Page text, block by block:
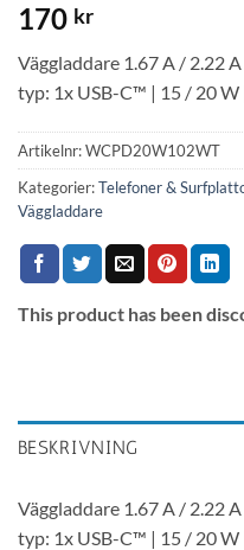
170 kr
Väggladdare 1.67 A / 2.22
typ: 1x USB-C™ | 15 / 20
Artikelnr:WCPD20W102WT
Kategorier:Telefoner &
Väggladdare
This product has been
BESKRIVNING
Väggladdare 1.67 A / 2.22
typ: 1x USB-C™ | 15 / 20